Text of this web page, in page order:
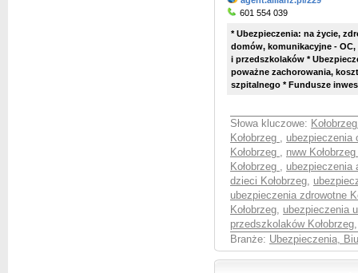
601 554 039
* Ubezpieczenia: na życie,
domów, komunikacyjne -
i przedszkolaków *
poważne zachorowania,
szpitalnego * Fundusze
Słowa kluczowe:
Kołobrzeg , ubezpieczenia
Kołobrzeg , nww Kołobrzeg
Kołobrzeg , ubezpieczenia
dzieci Kołobrzeg,
ubezpieczenia zdrowotne
Kołobrzeg, ubezpieczenia
przedszkolaków Kołobrzeg,
Branże: Ubezpieczenia,